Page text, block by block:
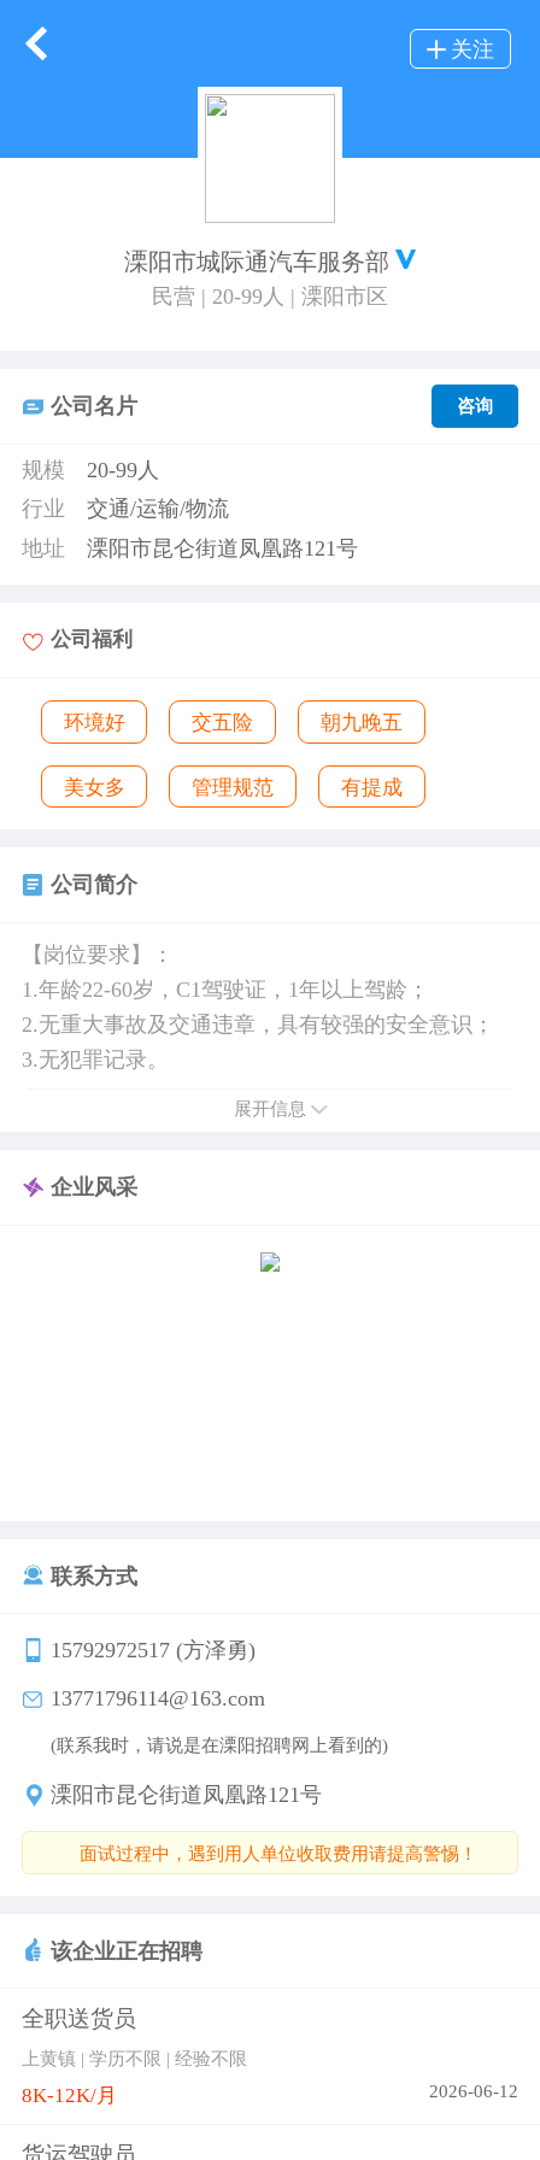
关注
溧阳市城际通汽车服务部
民营 | 20-99人 | 溧阳市区
公司名片 咨询
规模
20-99人
行业
交通/运输/物流
地址
溧阳市昆仑街道凤凰路121号
公司福利
环境好 交五险 朝九晚五
美女多 管理规范 有提成
公司简介
【岗位要求】：
1.年龄22-60岁，C1驾驶证，1年以上驾龄；
2.无重大事故及交通违章，具有较强的安全意识；
3.无犯罪记录。
手教授，无后顾之忧；
3.每天工作时间自己可以自由安排，轻松赚钱，合法
营，也可采用其他灵活方式加入，具体方案咨询业
展开信息
企业风采
联系方式
15792972517 (方泽勇)
13771796114@163.com
(联系我时，请说是在溧阳招聘网上看到的)
溧阳市昆仑街道凤凰路121号
面试过程中，遇到用人单位收取费用请提高警惕！
该企业正在招聘
全职送货员
上黄镇 | 学历不限 | 经验不限
8K-12K/月 2026-06-12
货运驾驶员